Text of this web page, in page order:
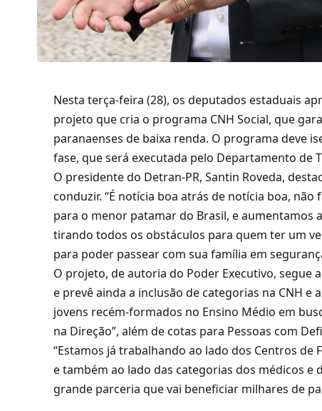
Nesta terça-feira (28), os deputados estaduais
projeto que cria o programa CNH Social, que
paranaenses de baixa renda. O programa deve
fase, que será executada pelo Departamento de
O presidente do Detran-PR, Santin Roveda,
conduzir. “É notícia boa atrás de notícia boa,
para o menor patamar do Brasil, e aumentamos
tirando todos os obstáculos para quem ter um
para poder passear com sua família em
O projeto, de autoria do Poder Executivo, segue
e prevê ainda a inclusão de categorias na CNH e
jovens recém-formados no Ensino Médio em
na Direção”, além de cotas para Pessoas com
“Estamos já trabalhando ao lado dos Centros de
e também ao lado das categorias dos médicos
grande parceria que vai beneficiar milhares de